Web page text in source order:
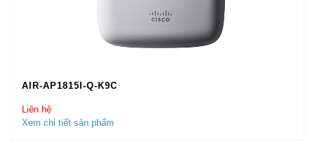
AIR-AP1815I-Q-K9C
Liên hệ
Xem chi tiết sản phẩm